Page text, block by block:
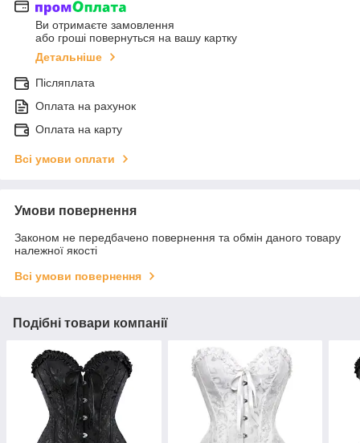
Ви отримаєте замовлення
або гроші повернуться на вашу картку
Детальніше
Післяплата
Оплата на рахунок
Оплата на карту
Всі умови оплати
Умови повернення
Законом не передбачено повернення та обмін даного товару
належної якості
Всі умови повернення
Подібні товари компанії